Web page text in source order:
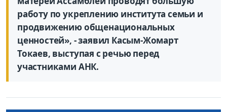
работу по укреплению института семьи и
продвижению общенациональных
ценностей», - заявил Касым-Жомарт
Токаев, выступая с речью перед
участниками АНК.